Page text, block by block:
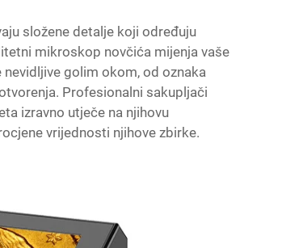
složene detalje koji određuju
mikroskop novčića mijenja vaše
golim okom, od oznaka
Profesionalni sakupljači
izravno utječe na njihovu
vrijednosti njihove zbirke.